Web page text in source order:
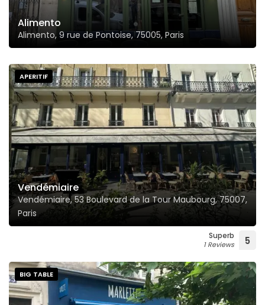
Alimento
Alimento, 9 rue de Pontoise, 75005, Paris
APERITIF
Vendémiaire
Vendémiaire, 53 Boulevard de la Tour Maubourg, 75007,
Paris
Superb
1 Reviews 5
BIG TABLE